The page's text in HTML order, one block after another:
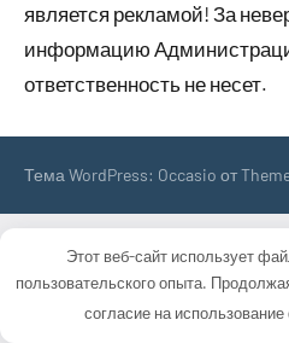
является рекламой! За
информацию
ответственность не несет.
Тема WordPress: Occasio от
Этот веб-сайт использует
пользовательского опыта.
согласие на